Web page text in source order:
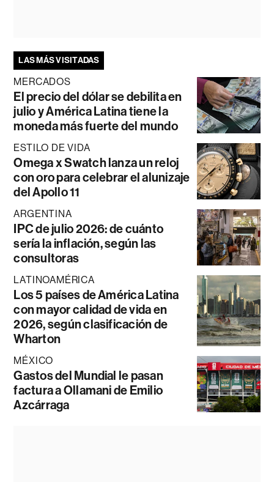
LAS MÁS VISITADAS
MERCADOS
El precio del dólar se debilita en
julio y América Latina tiene la
moneda más fuerte del mundo
ESTILO DE VIDA
Omega x Swatch lanza un reloj
con oro para celebrar el alunizaje
del Apollo 11
ARGENTINA
IPC de julio 2026: de cuánto
sería la inflación, según las
consultoras
LATINOAMÉRICA
Los 5 países de América Latina
con mayor calidad de vida en
2026, según clasificación de
Wharton
MÉXICO
Gastos del Mundial le pasan
factura a Ollamani de Emilio
Azcárraga